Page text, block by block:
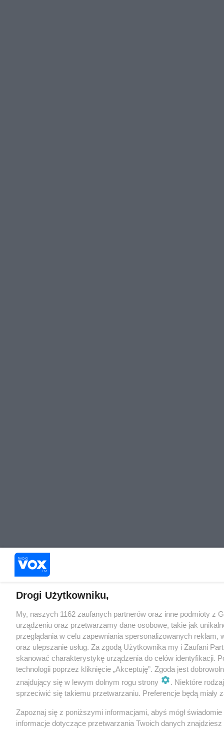
Drogi Użytkowniku,
My, naszych 1162 zaufanych partnerów oraz inne podmioty z
urządzeniu oraz przetwarzamy dane osobowe, takie jak
przeglądania w celu zapewniania spersonalizowanych
oraz ulepszanie usług. Za zgodą Użytkownika my i Zaufani
skanować charakterystykę urządzenia do celów identyfikacji.
technologii poprzez kliknięcie „Akceptuję”. Zgoda jest
znajdujący się w lewym dolnym rogu strony
. Niektóre
sprzeciwić się takiemu przetwarzaniu. Preferencje będą miały
Zapoznaj się z poniższymi informacjami, abyś mógł
informacje dotyczące przetwarzania Twoich danych